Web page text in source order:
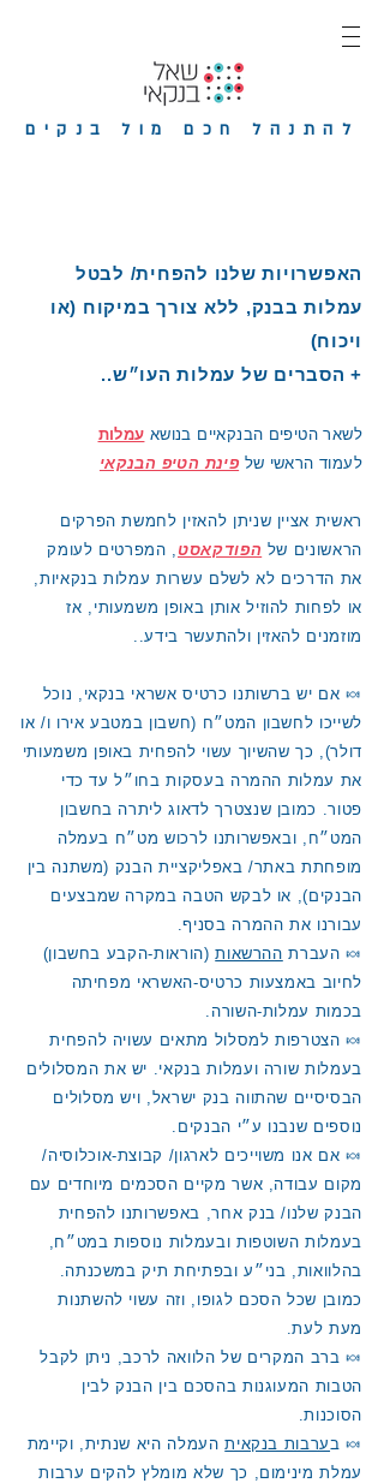
להתנהל חכם מול בנקים
האפשרויות שלנו להפחית/ לבטל
עמלות בבנק, ללא צורך במיקוח (או
ויכוח)
+ הסברים של עמלות העו״ש..
לשאר הטיפים הבנקאיים בנושא עמלות
לעמוד הראשי של פינת הטיפ הבנקאי
ראשית אציין שניתן להאזין לחמשת הפרקים
הראשונים של הפודקאסט , המפרטים לעומק
את הדרכים לא לשלם עשרות עמלות בנקאיות,
או לפחות להוזיל אותן באופן משמעותי, אז
מוזמנים להאזין ולהתעשר בידע..
🍬 אם יש ברשותנו כרטיס אשראי בנקאי, נוכל
לשייכו לחשבון המט״ח (חשבון במטבע אירו ו/ או
דולר), כך שהשיוך עשוי להפחית באופן משמעותי
את עמלות ההמרה בעסקות בחו״ל עד כדי
פטור. כמובן שנצטרך לדאוג ליתרה בחשבון
המט״ח, ובאפשרותנו לרכוש מט״ח בעמלה
מופחתת באתר/ באפליקציית הבנק (משתנה בין
הבנקים), או לבקש הטבה במקרה שמבצעים
עבורנו את ההמרה בסניף.
🍬 העברת ההרשאות(הוראות-הקבע בחשבון)
לחיוב באמצעות כרטיס-האשראי מפחיתה
בכמות עמלות-השורה.
🍬 הצטרפות למסלול מתאים עשויה להפחית
בעמלות שורה ועמלות בנקאי. יש את המסלולים
הבסיסיים שהתווה בנק ישראל, ויש מסלולים
נוספים שנבנו ע״י הבנקים.
🍬 אם אנו משוייכים לארגון/ קבוצת-אוכלוסיה/
מקום עבודה, אשר מקיים הסכמים מיוחדים עם
הבנק שלנו/ בנק אחר, באפשרותנו להפחית
בעמלות השוטפות ובעמלות נוספות במט״ח,
בהלוואות, בני״ע ובפתיחת תיק במשכנתה.
כמובן שכל הסכם לגופו, וזה עשוי להשתנות
מעת לעת.
🍬 ברב המקרים של הלוואה לרכב, ניתן לקבל
הטבות המעוגנות בהסכם בין הבנק לבין
הסוכנות.
🍬 בערבות בנקאיתהעמלה היא שנתית, וקיימת
עמלת מינימום, כך שלא מומלץ להקים ערבות